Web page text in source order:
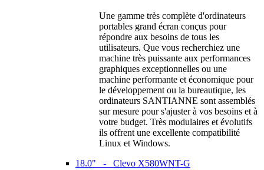
Une gamme très complète d'ordinateurs
portables grand écran conçus pour
répondre aux besoins de tous les
utilisateurs. Que vous recherchiez une
machine très puissante aux performances
graphiques exceptionnelles ou une
machine performante et économique pour
le développement ou la bureautique, les
ordinateurs SANTIANNE sont assemblés
sur mesure pour s'ajuster à vos besoins et à
votre budget. Très modulaires et évolutifs
ils offrent une excellente compatibilité
Linux et Windows.
18.0" - Clevo X580WNT-G